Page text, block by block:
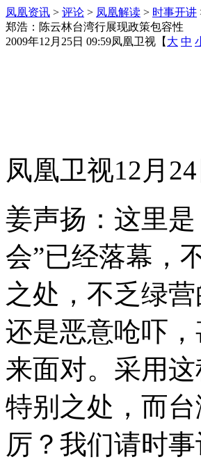
凤凰资讯 > 评论 > 凤凰解读 > 时事开讲
郑浩：陈云林台湾行展现政策包容性
2009年12月25日 09:59凤凰卫视 【 大 中
凤凰卫视12月
姜声扬：这里
会”已经落幕，
之处，不乏绿
还是恶意呛吓
来面对。采用
特别之处，而
厉？我们请时